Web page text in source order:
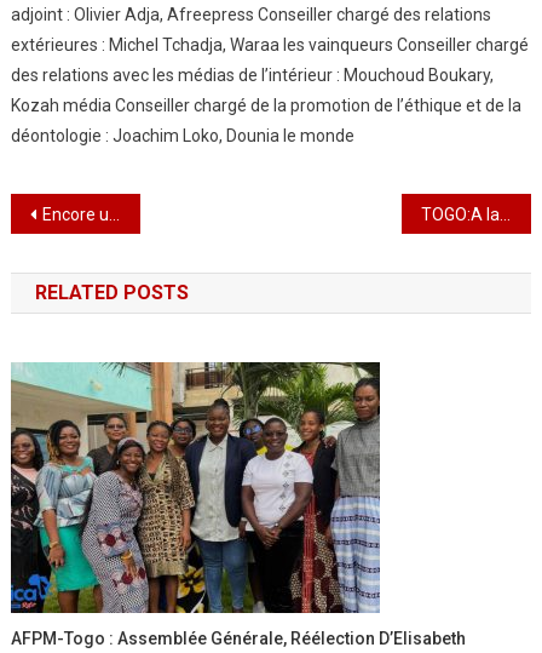
adjoint : Olivier Adja, Afreepress Conseiller chargé des relations
extérieures : Michel Tchadja, Waraa les vainqueurs Conseiller chargé
des relations avec les médias de l’intérieur : Mouchoud Boukary,
Kozah média Conseiller chargé de la promotion de l’éthique et de la
déontologie : Joachim Loko, Dounia le monde
Navigation
de
l’article
Encore un autre événement en Ligne , La 3ème conférence internationale sur les entreprises sociales: Elle s’ouvre ce Lundi
RELATED POSTS
AFPM-Togo : Assemblée Générale, Réélection D’Elisabeth